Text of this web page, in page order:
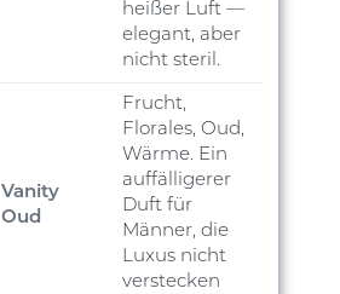
heißer Luft —
elegant, aber
nicht steril.
Vanity
Oud
Frucht,
Florales, Oud,
Wärme. Ein
auffälligerer
Duft für
Männer, die
Luxus nicht
verstecken